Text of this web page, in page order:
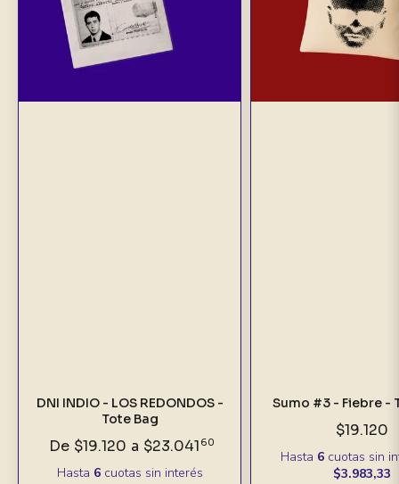
DNI INDIO - LOS REDONDOS -
Tote Bag
De $19.120 a $23.041 60
Hasta 6cuotas sin interés
Sumo #3 - Fiebre -
$19.120
Hasta 6cuotas sin
$3.983,33